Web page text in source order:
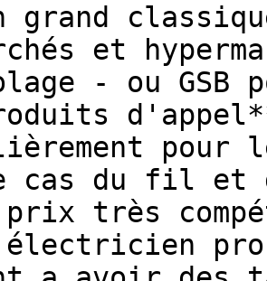
grand
et
- ou
pour
cas du fil et
prix très